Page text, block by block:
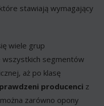
stawiają wymagający
wiele grup
wszystkich segmentów
aż po klasę
producenci z
zarówno opony